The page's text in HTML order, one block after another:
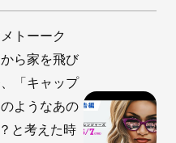
トーーク
ら家を飛び
「キャップ
ようなあの
と考えた時